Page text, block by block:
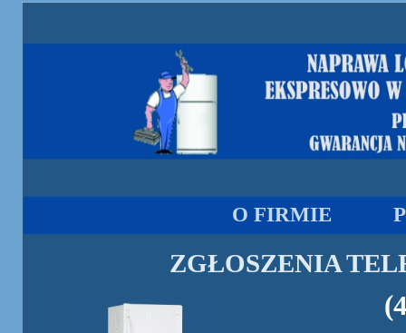
ZGŁOSZENIA
O FIRMIE